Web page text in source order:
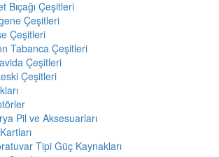
Bıçağı Çeşitleri
Çeşitleri
Çeşitleri
Tabanca Çeşitleri
Çeşitleri
Çeşitleri
Pil ve Aksesuarları
Tipi Güç Kaynakları